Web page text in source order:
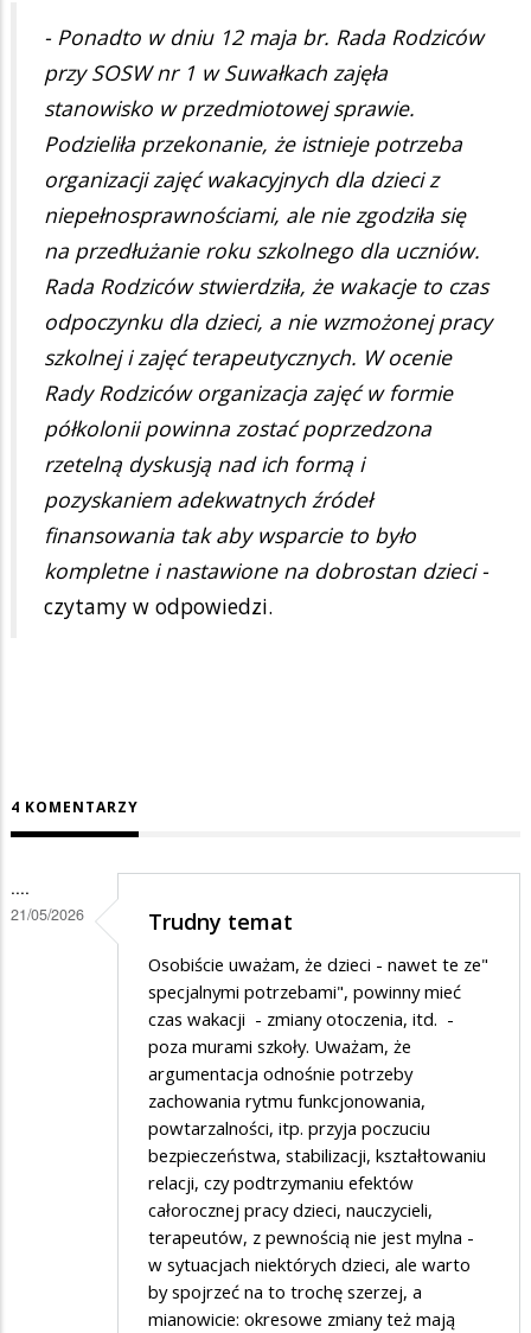
- Ponadto w dniu 12 maja br. Rada Rodziców
przy SOSW nr 1 w Suwałkach zajęła
stanowisko w przedmiotowej sprawie.
Podzieliła przekonanie, że istnieje potrzeba
organizacji zajęć wakacyjnych dla dzieci z
niepełnosprawnościami, ale nie zgodziła się
na przedłużanie roku szkolnego dla uczniów.
Rada Rodziców stwierdziła, że wakacje to czas
odpoczynku dla dzieci, a nie wzmożonej pracy
szkolnej i zajęć terapeutycznych. W ocenie
Rady Rodziców organizacja zajęć w formie
półkolonii powinna zostać poprzedzona
rzetelną dyskusją nad ich formą i
pozyskaniem adekwatnych źródeł
finansowania tak aby wsparcie to było
kompletne i nastawione na dobrostan dzieci -
czytamy w odpowiedzi.
4 KOMENTARZY
....
21/05/2026 Trudny temat
Osobiście uważam, że dzieci - nawet te ze"
specjalnymi potrzebami", powinny mieć
czas wakacji - zmiany otoczenia, itd. -
poza murami szkoły. Uważam, że
argumentacja odnośnie potrzeby
zachowania rytmu funkcjonowania,
powtarzalności, itp. przyja poczuciu
bezpieczeństwa, stabilizacji, kształtowaniu
relacji, czy podtrzymaniu efektów
całorocznej pracy dzieci, nauczycieli,
terapeutów, z pewnością nie jest mylna -
w sytuacjach niektórych dzieci, ale warto
by spojrzeć na to trochę szerzej, a
mianowicie: okresowe zmiany też mają